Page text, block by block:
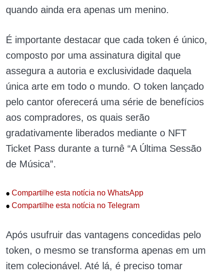
quando ainda era apenas um menino.
É importante destacar que cada token é único,
composto por uma assinatura digital que
assegura a autoria e exclusividade daquela
única arte em todo o mundo. O token lançado
pelo cantor oferecerá uma série de benefícios
aos compradores, os quais serão
gradativamente liberados mediante o NFT
Ticket Pass durante a turnê “A Última Sessão
de Música”.
• Compartilhe esta notícia no WhatsApp
• Compartilhe esta notícia no Telegram
Após usufruir das vantagens concedidas pelo
token, o mesmo se transforma apenas em um
item colecionável. Até lá, é preciso tomar